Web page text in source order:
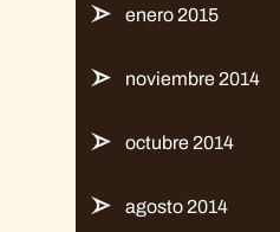
enero 2015
noviembre 2014
octubre 2014
agosto 2014